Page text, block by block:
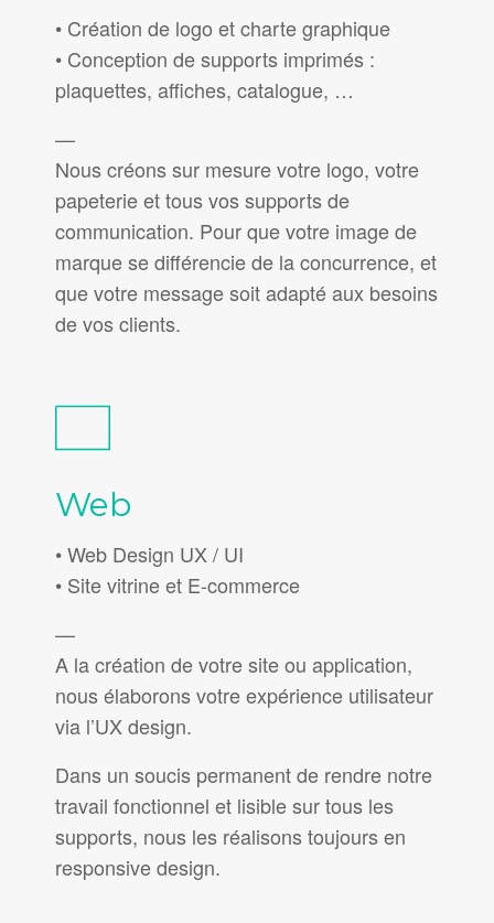
• Création de logo et charte graphique
• Conception de supports imprimés :
plaquettes, affiches, catalogue, …
—
Nous créons sur mesure votre logo, votre
papeterie et tous vos supports de
communication. Pour que votre image de
marque se différencie de la concurrence, et
que votre message soit adapté aux besoins
de vos clients.
Web
• Web Design UX / UI
• Site vitrine et E-commerce
—
A la création de votre site ou application,
nous élaborons votre expérience utilisateur
via l’UX design.
Dans un soucis permanent de rendre notre
travail fonctionnel et lisible sur tous les
supports, nous les réalisons toujours en
responsive design.